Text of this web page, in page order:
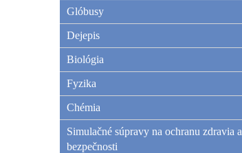
Glóbusy
Dejepis
Biológia
Fyzika
Chémia
Simulačné súpravy na ochranu zdravia a
bezpečnosti